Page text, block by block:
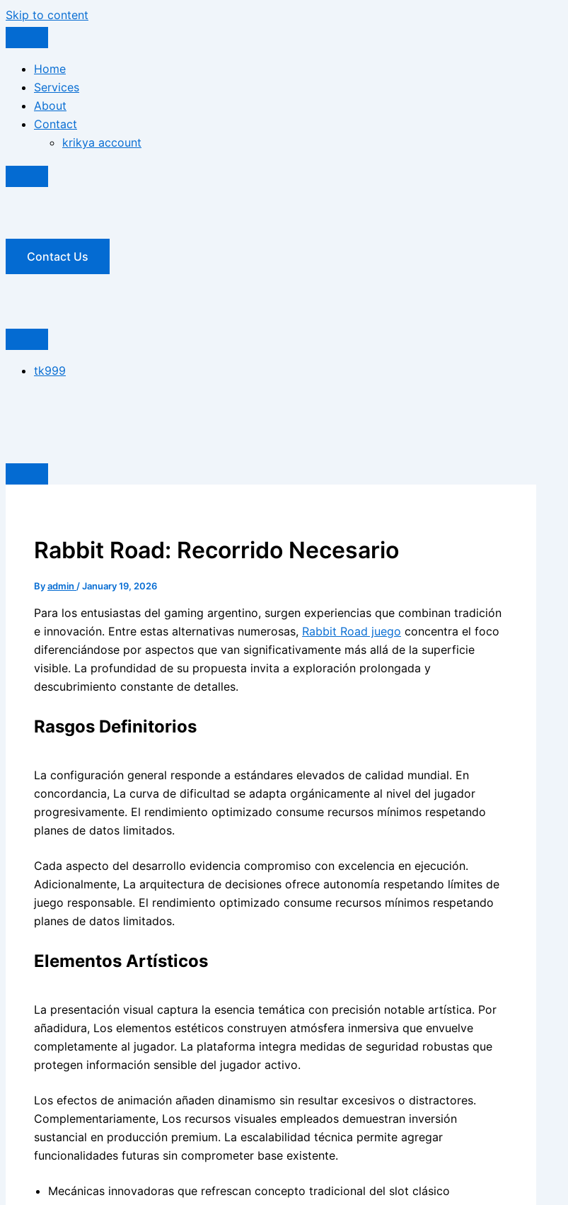
Skip to content
Home
Services
About
Contact
krikya account
Contact Us
tk999
Rabbit Road: Recorrido Necesario
Byadmin /January 19, 2026
Para los entusiastas del gaming argentino, surgen experiencias que combinan tradición
e innovación. Entre estas alternativas numerosas, Rabbit Road juego concentra el foco
diferenciándose por aspectos que van significativamente más allá de la superficie
visible. La profundidad de su propuesta invita a exploración prolongada y
descubrimiento constante de detalles.
Rasgos Definitorios
La configuración general responde a estándares elevados de calidad mundial. En
concordancia, La curva de dificultad se adapta orgánicamente al nivel del jugador
progresivamente. El rendimiento optimizado consume recursos mínimos respetando
planes de datos limitados.
Cada aspecto del desarrollo evidencia compromiso con excelencia en ejecución.
Adicionalmente, La arquitectura de decisiones ofrece autonomía respetando límites de
juego responsable. El rendimiento optimizado consume recursos mínimos respetando
planes de datos limitados.
Elementos Artísticos
La presentación visual captura la esencia temática con precisión notable artística. Por
añadidura, Los elementos estéticos construyen atmósfera inmersiva que envuelve
completamente al jugador. La plataforma integra medidas de seguridad robustas que
protegen información sensible del jugador activo.
Los efectos de animación añaden dinamismo sin resultar excesivos o distractores.
Complementariamente, Los recursos visuales empleados demuestran inversión
sustancial en producción premium. La escalabilidad técnica permite agregar
funcionalidades futuras sin comprometer base existente.
Mecánicas innovadoras que refrescan concepto tradicional del slot clásico